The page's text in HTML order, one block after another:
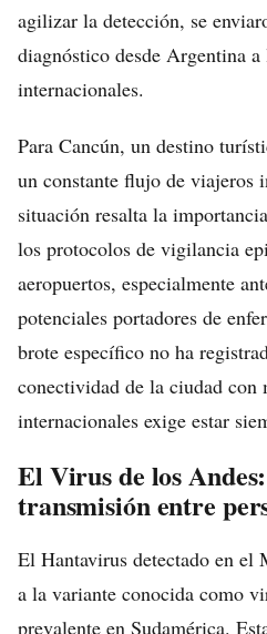
agilizar la detección, se
diagnóstico desde Argentina
internacionales.
Para Cancún, un destino
un constante flujo de viajeros
situación resalta la
los protocolos de vigilancia
aeropuertos, especialmente
potenciales portadores de
brote específico no ha
conectividad de la ciudad con
internacionales exige estar
El Virus de los
transmisión entre
El Hantavirus detectado en el
a la variante conocida como
prevalente en Sudamérica.